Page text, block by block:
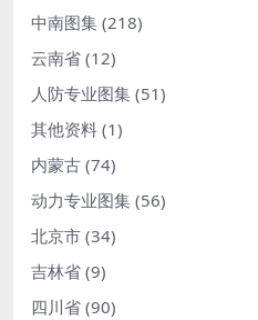
中南图集 (218)
云南省 (12)
人防专业图集 (51)
其他资料 (1)
内蒙古 (74)
动力专业图集 (56)
北京市 (34)
吉林省 (9)
四川省 (90)